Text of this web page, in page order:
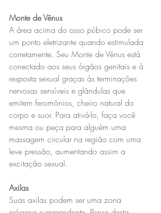
Monte de Vênus
A área acima do osso púbico pode ser
um ponto eletrizante quando estimulada
corretamente. Seu Monte de Vênus está
conectado aos seus órgãos genitais e à
resposta sexual graças às terminações
nervosas sensíveis e glândulas que
emitem feromônios, cheiro natural do
corpo e suor. Para ativá-lo, faça você
mesma ou peça para alguém uma
massagem circular na região com uma
leve pressão, aumentando assim a
excitação sexual.
Axilas
Suas axilas podem ser uma zona